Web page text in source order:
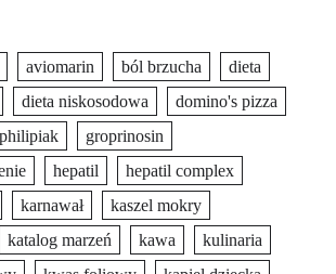
aviomarin ból brzucha
dieta
dieta niskosodowa
domino's pizza
groprinosin
hepatil
hepatil complex
karnawał
kaszel mokry
katalog marzeń kawa
kulinaria